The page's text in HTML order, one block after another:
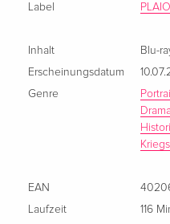
Label
Inhalt
Blu-
Erscheinungsdatum
Genre
EAN
Laufzeit
116